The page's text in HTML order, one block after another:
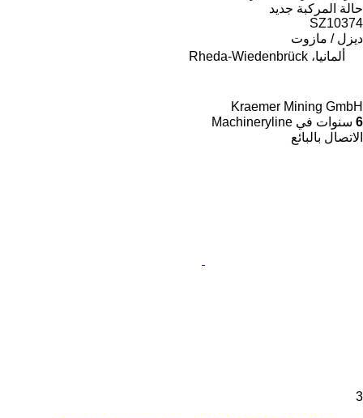
حالة المركبة جديد
SZ10374
ديزل / مازوت
ألمانيا، Rheda-Wiedenbrück
Kraemer Mining GmbH
6 سنوات في Machineryline
الاتصال بالبائع
3